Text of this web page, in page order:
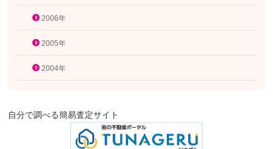
2006年
2005年
2004年
自分で調べる簡易査定サイト